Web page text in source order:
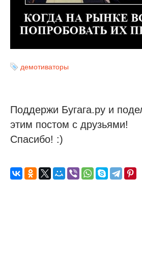
демотиваторы
Поддержи Бугага.ру и
этим постом с друзьями!
Спасибо! :)